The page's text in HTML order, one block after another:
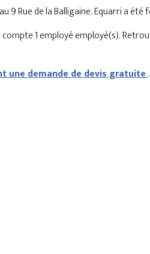
9 Rue de la Balligaine. Equarri a
1 employé employé(s).
une demande de devis gratuite